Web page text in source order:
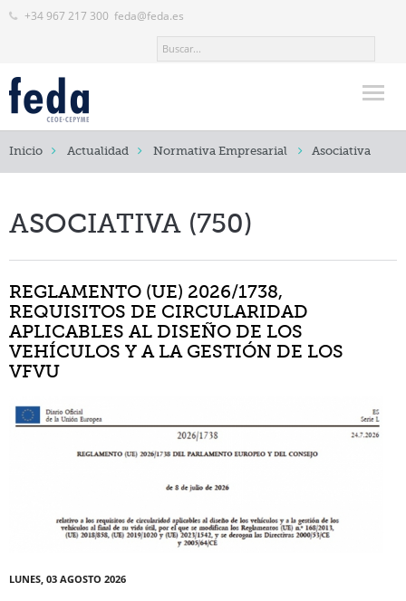
+34 967 217 300 feda@feda.es
Inicio
FEDA
Actualidad
Normativa Empresarial
Eventos y Actividades
Revistas
Valor añadido
Inicio Actualidad Normativa Empresarial Asociativa
ASOCIATIVA (750)
REGLAMENTO (UE) 2026/1738,
REQUISITOS DE CIRCULARIDAD
APLICABLES AL DISEÑO DE LOS
VEHÍCULOS Y A LA GESTIÓN DE LOS
VFVU
LUNES, 03 AGOSTO 2026